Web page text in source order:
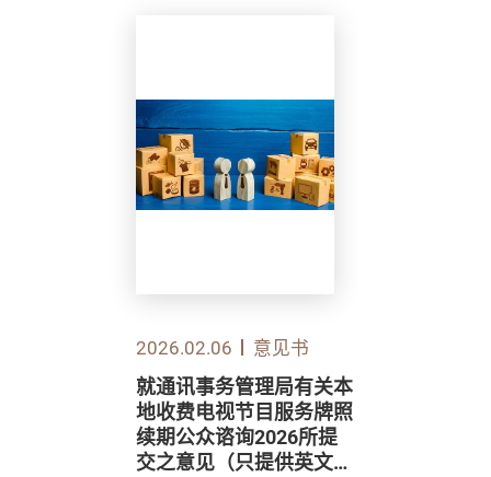
2026.02.06 意见书
就通讯事务管理局有关本
地收费电视节目服务牌照
续期公众谘询2026所提
交之意见（只提供英文